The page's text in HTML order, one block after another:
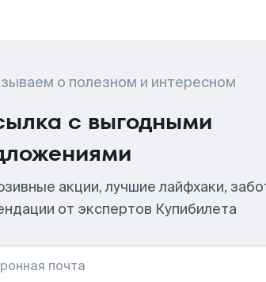
о полезном и интересном
с выгодными
акции, лучшие лайфхаки,
от экспертов Купибилета
почта